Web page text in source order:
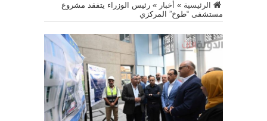
الرئيسية » أخبار » رئيس الوزراء يتفقد مشروع
مستشفى “طوخ” المركزي